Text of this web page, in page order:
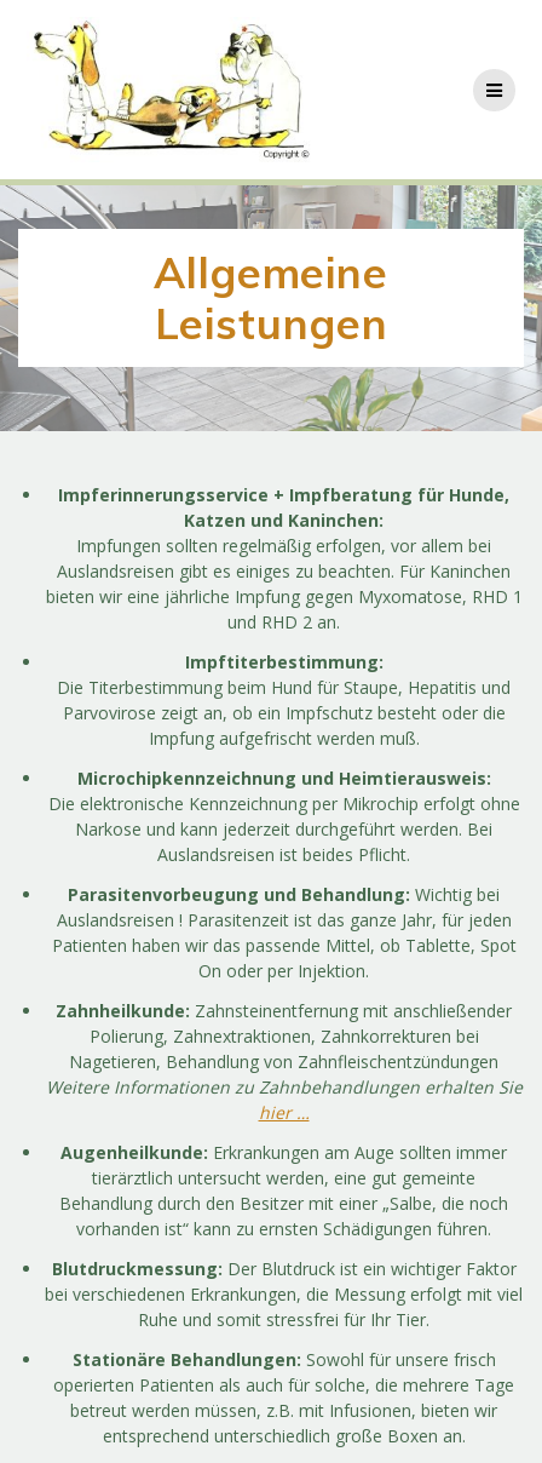
Inhalt
springen
Allgemeine
Leistungen
Impferinnerungsservice + Impfberatung für Hunde,
Katzen und Kaninchen:
Impfungen sollten regelmäßig erfolgen, vor allem bei
Auslandsreisen gibt es einiges zu beachten. Für Kaninchen
bieten wir eine jährliche Impfung gegen Myxomatose, RHD 1
und RHD 2 an.
Impftiterbestimmung:
Die Titerbestimmung beim Hund für Staupe, Hepatitis und
Parvovirose zeigt an, ob ein Impfschutz besteht oder die
Impfung aufgefrischt werden muß.
Microchipkennzeichnung und Heimtierausweis:
Die elektronische Kennzeichnung per Mikrochip erfolgt ohne
Narkose und kann jederzeit durchgeführt werden. Bei
Auslandsreisen ist beides Pflicht.
Parasitenvorbeugung und Behandlung: Wichtig bei
Auslandsreisen ! Parasitenzeit ist das ganze Jahr, für jeden
Patienten haben wir das passende Mittel, ob Tablette, Spot
On oder per Injektion.
Zahnheilkunde: Zahnsteinentfernung mit anschließender
Polierung, Zahnextraktionen, Zahnkorrekturen bei
Nagetieren, Behandlung von Zahnfleischentzündungen
Weitere Informationen zu Zahnbehandlungen erhalten Sie
hier …
Augenheilkunde: Erkrankungen am Auge sollten immer
tierärztlich untersucht werden, eine gut gemeinte
Behandlung durch den Besitzer mit einer „Salbe, die noch
vorhanden ist“ kann zu ernsten Schädigungen führen.
Blutdruckmessung: Der Blutdruck ist ein wichtiger Faktor
bei verschiedenen Erkrankungen, die Messung erfolgt mit viel
Ruhe und somit stressfrei für Ihr Tier.
Stationäre Behandlungen: Sowohl für unsere frisch
operierten Patienten als auch für solche, die mehrere Tage
betreut werden müssen, z.B. mit Infusionen, bieten wir
entsprechend unterschiedlich große Boxen an.